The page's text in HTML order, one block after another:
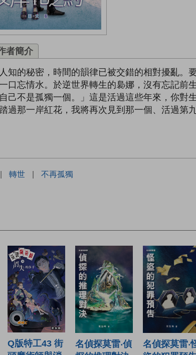
者簡介
知的秘密，時間的韻律已被交錯的相對擾亂。
口忘情水。於逆世界轉生的裊娜，沒有忘記前
己不是孤獨一個。」這是活過這些年來，你對
過那一岸紅花，我將再次見到那一個、活過第
| 轉世 | 不再孤獨
Q版特工43 街
名偵探莫雷‧偵
名偵探莫雷‧